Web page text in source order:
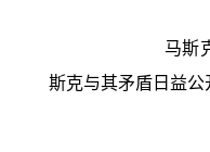
马斯
斯克与其矛盾日益公